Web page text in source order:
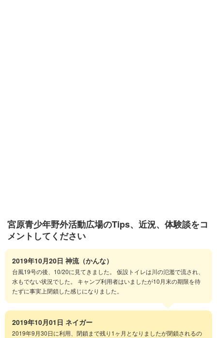
宮原青少年野外活動広場のTips、近況、体験談をコ
メントしてください
2019年10月20日 神流（かんな）
台風19号の後、10/20に見てきました。 仮設トイレは川の氾濫で流され、
水もでない状況でした。 キャンプ利用者はいましたが10月末の期限を待
たずに事実上閉鎖した感じになりました。
2019年10月01日 ネイガー
2019年9月30日に利用、閉鎖まで残り1ヶ月となりましたが閉鎖されるの